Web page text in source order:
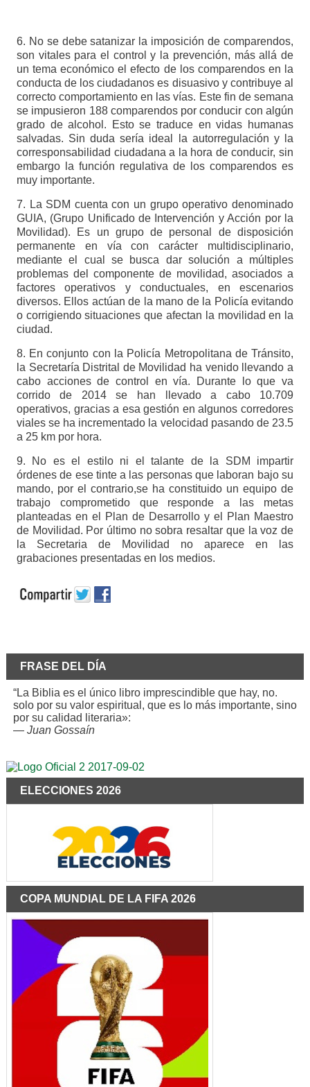
6. No se debe satanizar la imposición de comparendos,
son vitales para el control y la prevención, más allá de
un tema económico el efecto de los comparendos en la
conducta de los ciudadanos es disuasivo y contribuye al
correcto comportamiento en las vías. Este fin de semana
se impusieron 188 comparendos por conducir con algún
grado de alcohol. Esto se traduce en vidas humanas
salvadas. Sin duda sería ideal la autorregulación y la
corresponsabilidad ciudadana a la hora de conducir, sin
embargo la función regulativa de los comparendos es
muy importante.
7. La SDM cuenta con un grupo operativo denominado
GUIA, (Grupo Unificado de Intervención y Acción por la
Movilidad). Es un grupo de personal de disposición
permanente en vía con carácter multidisciplinario,
mediante el cual se busca dar solución a múltiples
problemas del componente de movilidad, asociados a
factores operativos y conductuales, en escenarios
diversos. Ellos actúan de la mano de la Policía evitando
o corrigiendo situaciones que afectan la movilidad en la
ciudad.
8. En conjunto con la Policía Metropolitana de Tránsito,
la Secretaría Distrital de Movilidad ha venido llevando a
cabo acciones de control en vía. Durante lo que va
corrido de 2014 se han llevado a cabo 10.709
operativos, gracias a esa gestión en algunos corredores
viales se ha incrementado la velocidad pasando de 23.5
a 25 km por hora.
9. No es el estilo ni el talante de la SDM impartir
órdenes de ese tinte a las personas que laboran bajo su
mando, por el contrario,se ha constituido un equipo de
trabajo comprometido que responde a las metas
planteadas en el Plan de Desarrollo y el Plan Maestro
de Movilidad. Por último no sobra resaltar que la voz de
la Secretaria de Movilidad no aparece en las
grabaciones presentadas en los medios.
FRASE DEL DÍA
“La Biblia es el único libro imprescindible que hay, no.
solo por su valor espiritual, que es lo más importante, sino
por su calidad literaria»:
— Juan Gossaín
ELECCIONES 2026
COPA MUNDIAL DE LA FIFA 2026